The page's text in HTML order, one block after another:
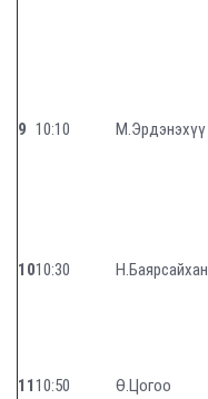
9 10:10 М.Эрдэнэхүү
1010:30 Н.Баярсайхан
1110:50 Ө.Цогоо